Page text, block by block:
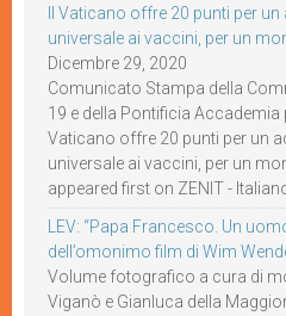
Il Vaticano offre 20 punti per
universale ai vaccini, per un
Dicembre 29, 2020
Comunicato Stampa della
19 e della Pontificia Accademia
Vaticano offre 20 punti per un
universale ai vaccini, per un
appeared first on ZENIT -
LEV: “Papa Francesco. Un
dell’omonimo film di Wim
Volume fotografico a cura di
Viganò e Gianluca della